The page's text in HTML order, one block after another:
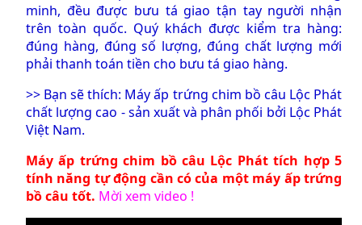
minh, đều được bưu tá giao tận tay người nhận
trên toàn quốc. Quý khách được kiểm tra hàng:
đúng hàng, đúng số lượng, đúng chất lượng mới
phải thanh toán tiền cho bưu tá giao hàng.
>> Bạn sẽ thích: Máy ấp trứng chim bồ câu Lộc Phát
chất lượng cao - sản xuất và phân phối bởi Lộc Phát
Việt Nam.
Máy ấp trứng chim bồ câu Lộc Phát tích hợp 5
tính năng tự động cần có của một máy ấp trứng
bồ câu tốt. Mời xem video !